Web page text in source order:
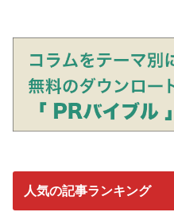
人気の記事ランキング